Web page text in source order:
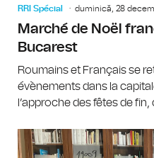
RRI Spécial duminică, 28
Marché de Noël
Bucarest
Roumains et Français se
évènements dans la
l’approche des fêtes de fin,